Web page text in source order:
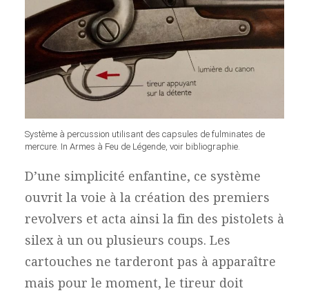
Système à percussion utilisant des capsules de fulminates de
mercure. In Armes à Feu de Légende, voir bibliographie.
D’une simplicité enfantine, ce système
ouvrit la voie à la création des premiers
revolvers et acta ainsi la fin des pistolets à
silex à un ou plusieurs coups. Les
cartouches ne tarderont pas à apparaître
mais pour le moment, le tireur doit